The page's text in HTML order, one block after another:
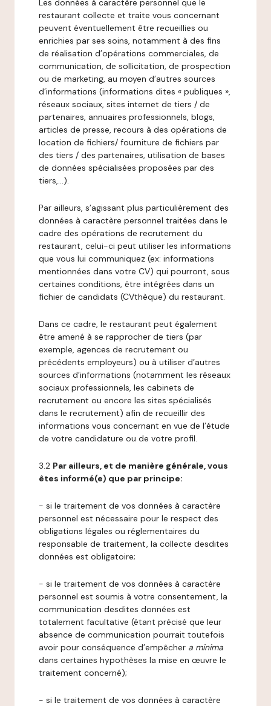
Les données à caractère personnel que le
restaurant collecte et traite vous concernant
peuvent éventuellement être recueillies ou
enrichies par ses soins, notamment à des fins
de réalisation d’opérations commerciales, de
communication, de sollicitation, de prospection
ou de marketing, au moyen d’autres sources
d’informations (informations dites « publiques »,
réseaux sociaux, sites internet de tiers / de
partenaires, annuaires professionnels, blogs,
articles de presse, recours à des opérations de
location de fichiers/ fourniture de fichiers par
des tiers / des partenaires, utilisation de bases
de données spécialisées proposées par des
tiers,…).
Par ailleurs, s’agissant plus particulièrement des
données à caractère personnel traitées dans le
cadre des opérations de recrutement du
restaurant, celui-ci peut utiliser les informations
que vous lui communiquez (ex: informations
mentionnées dans votre CV) qui pourront, sous
certaines conditions, être intégrées dans un
fichier de candidats (CVthèque) du restaurant.
Dans ce cadre, le restaurant peut également
être amené à se rapprocher de tiers (par
exemple, agences de recrutement ou
précédents employeurs) ou à utiliser d’autres
sources d’informations (notamment les réseaux
sociaux professionnels, les cabinets de
recrutement ou encore les sites spécialisés
dans le recrutement) afin de recueillir des
informations vous concernant en vue de l’étude
de votre candidature ou de votre profil.
3.2 Par ailleurs, et de manière générale, vous
êtes informé(e) que par principe:
- si le traitement de vos données à caractère
personnel est nécessaire pour le respect des
obligations légales ou réglementaires du
responsable de traitement, la collecte desdites
données est obligatoire;
- si le traitement de vos données à caractère
personnel est soumis à votre consentement, la
communication desdites données est
totalement facultative (étant précisé que leur
absence de communication pourrait toutefois
avoir pour conséquence d’empêcher a minima
dans certaines hypothèses la mise en œuvre le
traitement concerné);
- si le traitement de vos données à caractère